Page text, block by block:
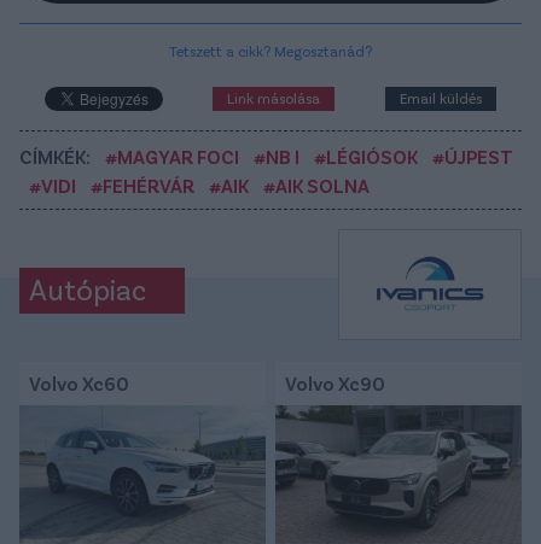
Tetszett a cikk? Megosztanád?
Link másolása Email küldés
CÍMKÉK: #MAGYAR FOCI #NB I #LÉGIÓSOK
#ÚJPEST
#VIDI
#FEHÉRVÁR #AIK #AIK SOLNA
Autópiac
Volvo Xc60 Volvo Xc90